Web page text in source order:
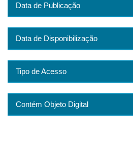
Data de Publicação
Data de Disponibilização
Tipo de Acesso
Contém Objeto Digital